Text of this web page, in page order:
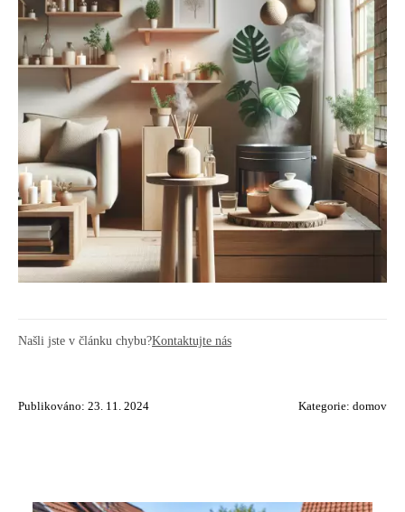
Našli jste v článku chybu?Kontaktujte nás
Publikováno: 23. 11. 2024 Kategorie: domov